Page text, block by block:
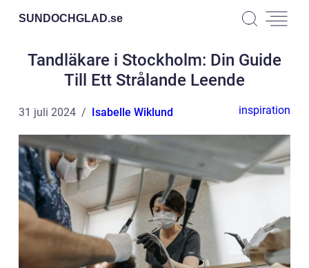
SUNDOCHGLAD.se
Tandläkare i Stockholm: Din Guide
Till Ett Strålande Leende
31 juli 2024 Isabelle Wiklund inspiration